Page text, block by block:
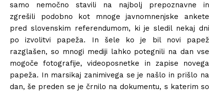
samo nemočno stavili na najbolj prepoznavne in
zgrešili podobno kot mnoge javnomnenjske ankete
pred slovenskim referendumom, ki je sledil nekaj dni
po izvolitvi papeža. In šele ko je bil novi papež
razglašen, so mnogi mediji lahko potegnili na dan vse
mogoče fotografije, videoposnetke in zapise novega
papeža. In marsikaj zanimivega se je našlo in prišlo na
dan, še preden se je črnilo na dokumentu, s katerim so